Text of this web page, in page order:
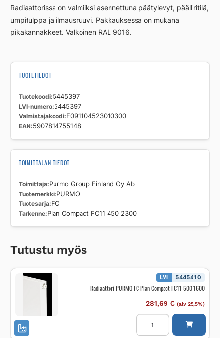
Radiaattorissa on valmiiksi asennettuna päätylevyt, päälliritilä,
umpitulppa ja ilmausruuvi. Pakkauksessa on mukana
pikakannakkeet. Valkoinen RAL 9016.
TUOTETIEDOT
Tuotekoodi 5445397
LVI-numero 5445397
Valmistajakoodi F091104523010300
EAN 5907814755148
TOIMITTAJAN TIEDOT
Toimittaja Purmo Group Finland Oy Ab
Tuotemerkki PURMO
Tuotesarja FC
Tarkenne Plan Compact FC11 450 2300
Tutustu myös
LVI 5445410
Radiaattori PURMO FC Plan Compact FC11 500 1600
281,69 € (alv 25,5%)
Radiaattori
PURMO